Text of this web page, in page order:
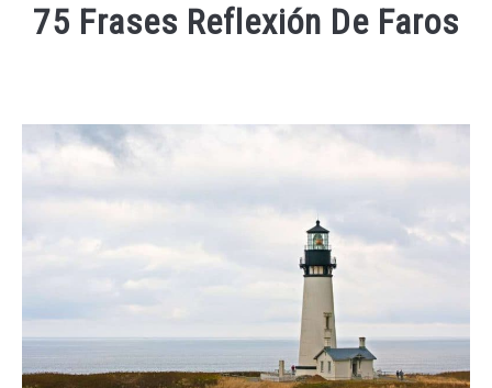
75 Frases Reflexión De Faros
in